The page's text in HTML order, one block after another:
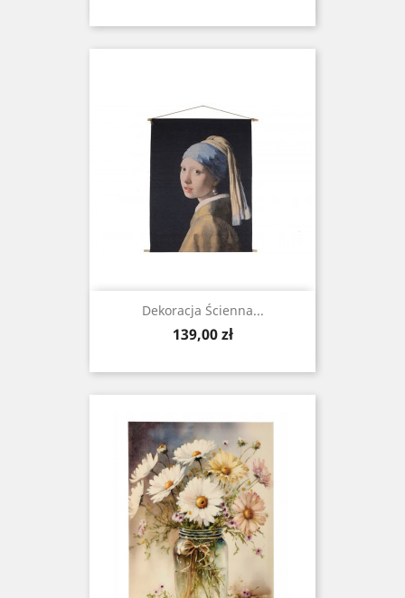
Dekoracja Ścienna...
Cena
139,00 zł